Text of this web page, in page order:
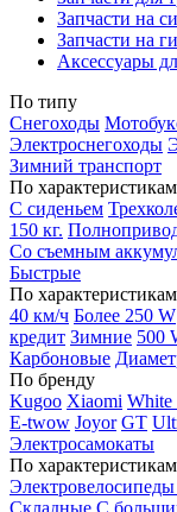
Запчасти на
Запчасти на
Аксессуары
По типу
Снегоходы
Электроснегоходы
Зимний транспорт
По характеристикам
С сиденьем
150 кг.
Со съемным
Быстрые
По характеристикам
40 км/ч Более 250 W
кредит Зимние 500
Карбоновые
По бренду
Kugoo Xiaomi White
E-twow Joyor GT
Электросамокаты
По характеристикам
Складные С